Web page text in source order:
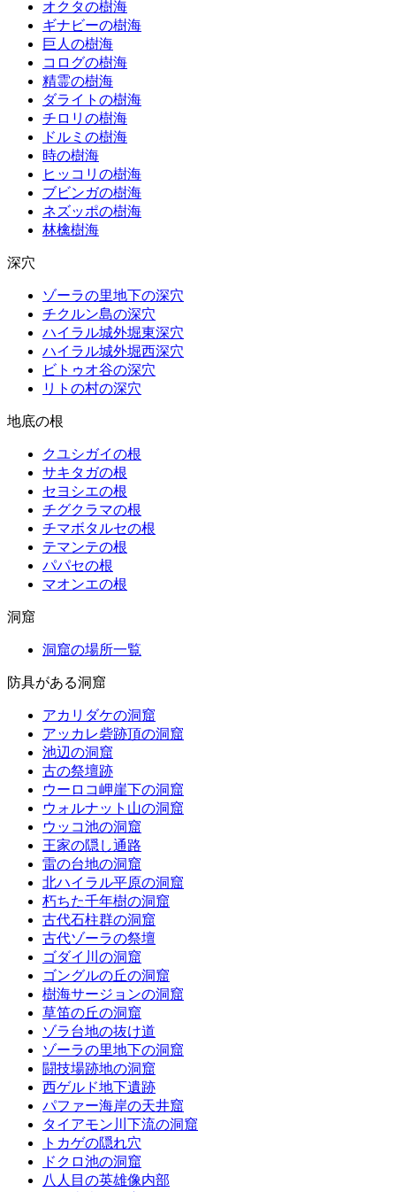
オクタの樹海
ギナビーの樹海
巨人の樹海
コログの樹海
精霊の樹海
ダライトの樹海
チロリの樹海
ドルミの樹海
時の樹海
ヒッコリの樹海
ブビンガの樹海
ネズッポの樹海
林檎樹海
深穴
ゾーラの里地下の深穴
チクルン島の深穴
ハイラル城外堀東深穴
ハイラル城外堀西深穴
ビトゥオ谷の深穴
リトの村の深穴
地底の根
クユシガイの根
サキタガの根
セヨシエの根
チグクラマの根
チマボタルセの根
テマンテの根
パパセの根
マオンエの根
洞窟
洞窟の場所一覧
防具がある洞窟
アカリダケの洞窟
アッカレ砦跡頂の洞窟
池辺の洞窟
古の祭壇跡
ウーロコ岬崖下の洞窟
ウォルナット山の洞窟
ウッコ池の洞窟
王家の隠し通路
雷の台地の洞窟
北ハイラル平原の洞窟
朽ちた千年樹の洞窟
古代石柱群の洞窟
古代ゾーラの祭壇
ゴダイ川の洞窟
ゴングルの丘の洞窟
樹海サージョンの洞窟
草笛の丘の洞窟
ゾラ台地の抜け道
ゾーラの里地下の洞窟
闘技場跡地の洞窟
西ゲルド地下遺跡
パファー海岸の天井窟
タイアモン川下流の洞窟
トカゲの隠れ穴
ドクロ池の洞窟
八人目の英雄像内部